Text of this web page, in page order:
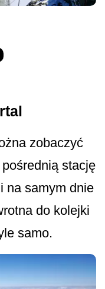
zobaczyć
stację
na samym dnie
do kolejki
samo.